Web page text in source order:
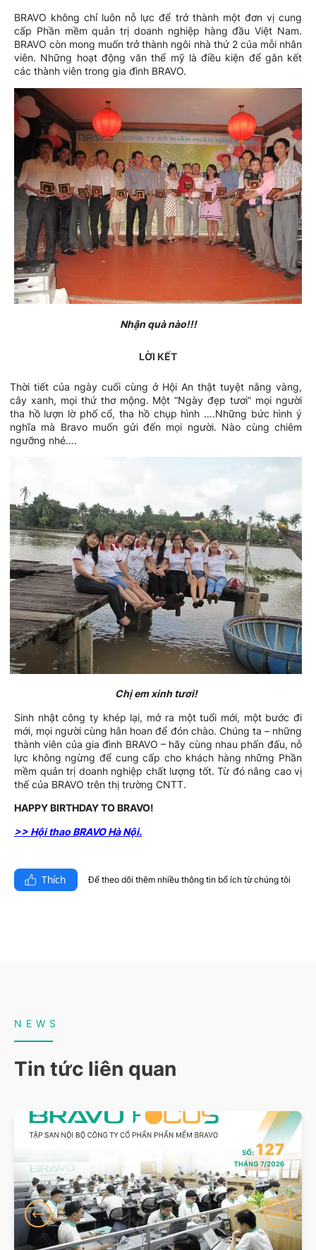
BRAVO không chỉ luôn nỗ lực để trở thành một đơn vị cung
cấp Phần mềm quản trị doanh nghiệp hàng đầu Việt Nam.
BRAVO còn mong muốn trở thành ngôi nhà thứ 2 của mỗi nhân
viên. Những hoạt động văn thể mỹ là điều kiện để gắn kết
các thành viên trong gia đình BRAVO.
Nhận quà nào!!!
LỜI KẾT
Thời tiết của ngày cuối cùng ở Hội An thật tuyệt nắng vàng,
cây xanh, mọi thứ thơ mộng. Một “Ngày đẹp tươi” mọi người
tha hồ lượn lờ phố cổ, tha hồ chụp hình ….Những bức hình ý
nghĩa mà Bravo muốn gửi đến mọi người. Nào cùng chiêm
ngưỡng nhé….
Chị em xinh tươi!
Sinh nhật công ty khép lại, mở ra một tuổi mới, một bước đi
mới, mọi người cùng hân hoan để đón chào. Chúng ta – những
thành viên của gia đình BRAVO – hãy cùng nhau phấn đấu, nỗ
lực không ngừng để cung cấp cho khách hàng những Phần
mềm quản trị doanh nghiệp chất lượng tốt. Từ đó nâng cao vị
thế của BRAVO trên thị trường CNTT.
HAPPY BIRTHDAY TO BRAVO!
>> Hội thao BRAVO Hà Nội.
Thích Để theo dõi thêm nhiều thông tin bổ ích từ chúng tôi​
NEWS
Tin tức liên quan